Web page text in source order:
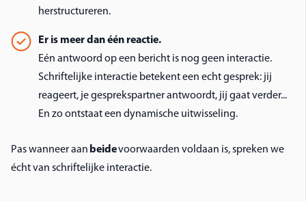
herstructureren.
Er is meer dan één reactie.
Eén antwoord op een bericht is nog geen interactie.
Schriftelijke interactie betekent een echt gesprek: jij
reageert, je gesprekspartner antwoordt, jij gaat verder...
En zo ontstaat een dynamische uitwisseling.
Pas wanneer aan beidevoorwaarden voldaan is, spreken we
écht van schriftelijke interactie.